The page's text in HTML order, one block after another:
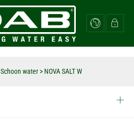
Schoon water > NOVA SALT W